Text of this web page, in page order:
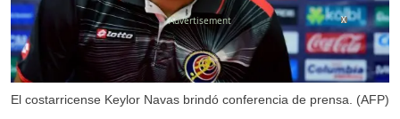
El costarricense Keylor Navas brindó conferencia de prensa. (AFP)
X